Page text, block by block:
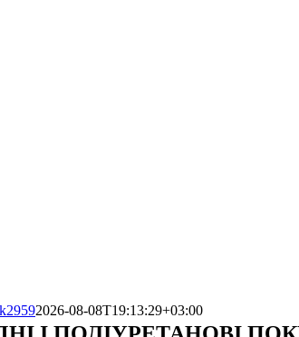
2026-08-08T19:13:29+03:00